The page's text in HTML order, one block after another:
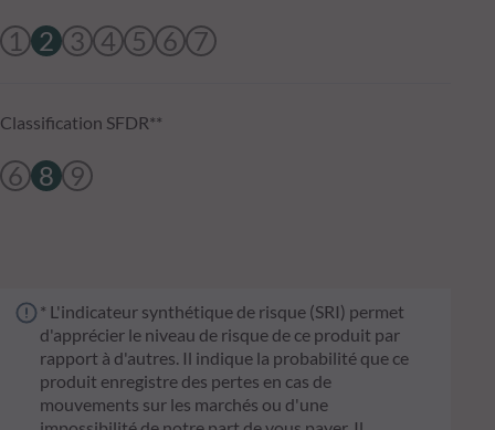
1 2 3 4 5 6 7
Classification SFDR**
6 8 9
* L'indicateur synthétique de risque (SRI) permet
d'apprécier le niveau de risque de ce produit par
rapport à d'autres. Il indique la probabilité que ce
produit enregistre des pertes en cas de
mouvements sur les marchés ou d'une